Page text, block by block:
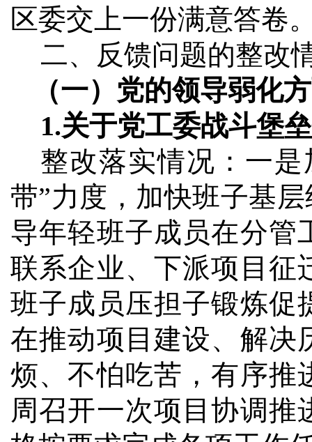
区委交上一份满意答卷
二、反馈问题的整改
（一）党的领导弱化
1.关于党工委战斗堡
整改落实情况： 一是
带”力度，加快班子基
导年轻班子成员在分管
联系企业、下派项目征
班子成员压担子锻炼促
在推动项目建设、解决
烦、不怕吃苦，有序推
周召开一次项目协调推